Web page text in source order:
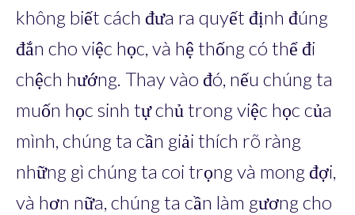
không biết cách đưa ra quyết định đúng
đắn cho việc học, và hệ thống có thể đi
chệch hướng. Thay vào đó, nếu chúng ta
muốn học sinh tự chủ trong việc học của
mình, chúng ta cần giải thích rõ ràng
những gì chúng ta coi trọng và mong đợi,
và hơn nữa, chúng ta cần làm gương cho